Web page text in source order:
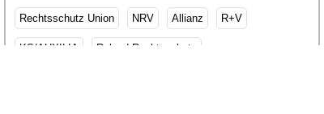
Rechtsschutz Union NRV Allianz R+V
KS/AUXILIA Roland Rechtsschutz